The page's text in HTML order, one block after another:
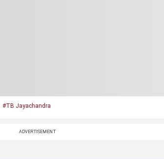
#TB Jayachandra
ADVERTISEMENT